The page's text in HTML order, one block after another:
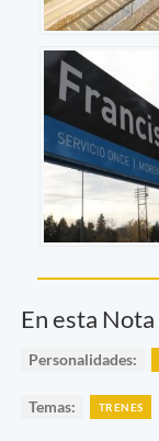
En esta Nota
Personalidades:
Temas: TRENES